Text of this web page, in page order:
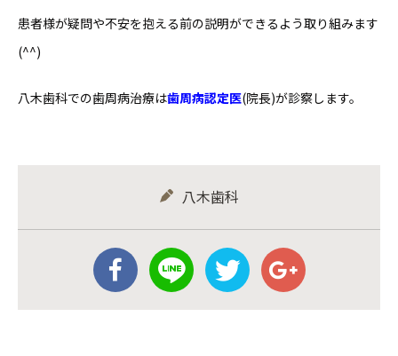
患者様が疑問や不安を抱える前の説明ができるよう取り組みます
(^^)
八木歯科での歯周病治療は歯周病認定医(院長)が診察します。
八木歯科